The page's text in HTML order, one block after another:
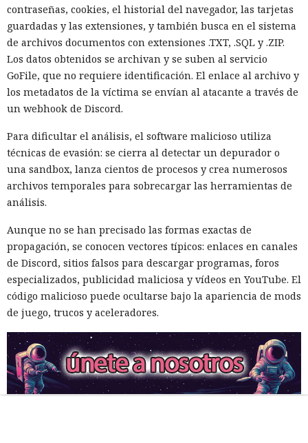
contraseñas, cookies, el historial del navegador, las tarjetas
guardadas y las extensiones, y también busca en el sistema
de archivos documentos con extensiones .TXT, .SQL y .ZIP.
Los datos obtenidos se archivan y se suben al servicio
GoFile, que no requiere identificación. El enlace al archivo y
los metadatos de la víctima se envían al atacante a través de
un webhook de Discord.
Para dificultar el análisis, el software malicioso utiliza
técnicas de evasión: se cierra al detectar un depurador o
una sandbox, lanza cientos de procesos y crea numerosos
archivos temporales para sobrecargar las herramientas de
análisis.
Aunque no se han precisado las formas exactas de
propagación, se conocen vectores típicos: enlaces en canales
de Discord, sitios falsos para descargar programas, foros
especializados, publicidad maliciosa y vídeos en YouTube. El
código malicioso puede ocultarse bajo la apariencia de mods
de juego, trucos y aceleradores.